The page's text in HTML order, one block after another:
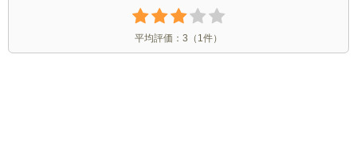
平均評価： 3 （ 1件）